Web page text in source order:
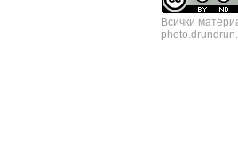
Всички